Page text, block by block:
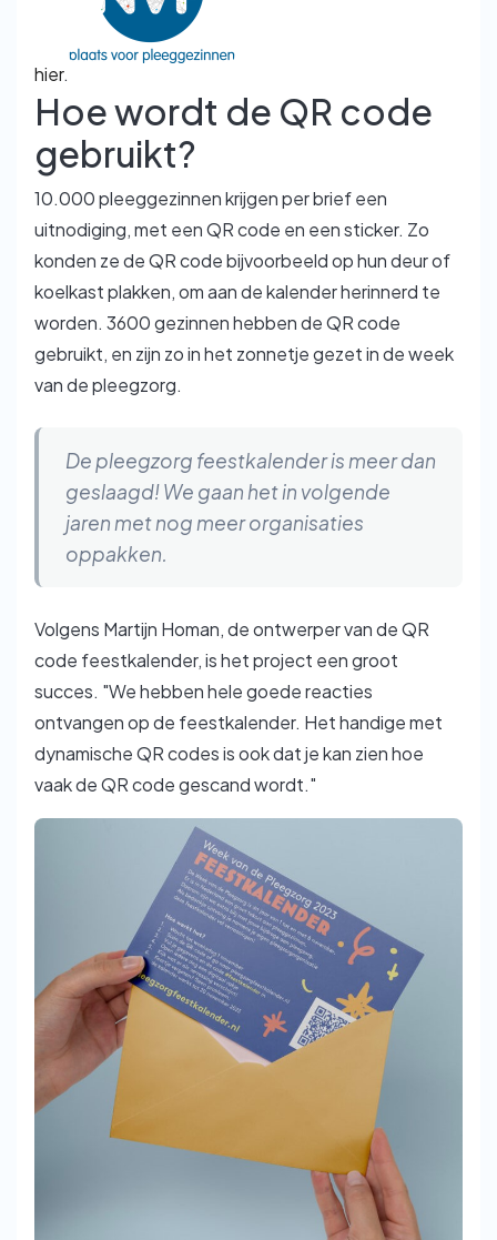
hier.
Hoe wordt de QR code
gebruikt?
10.000 pleeggezinnen krijgen per brief een
uitnodiging, met een QR code en een sticker. Zo
konden ze de QR code bijvoorbeeld op hun deur of
koelkast plakken, om aan de kalender herinnerd te
worden. 3600 gezinnen hebben de QR code
gebruikt, en zijn zo in het zonnetje gezet in de week
van de pleegzorg.
De pleegzorg feestkalender is meer dan
geslaagd! We gaan het in volgende
jaren met nog meer organisaties
oppakken.
Volgens Martijn Homan, de ontwerper van de QR
code feestkalender, is het project een groot
succes. "We hebben hele goede reacties
ontvangen op de feestkalender. Het handige met
dynamische QR codes is ook dat je kan zien hoe
vaak de QR code gescand wordt."